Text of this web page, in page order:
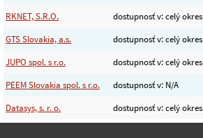
RKNET, S.R.O.
dostupnosť v: celý okres
GTS Slovakia, a.s.
dostupnosť v: celý okres
JUPO spol. s r.o.
dostupnosť v: celý okres
PEEM Slovakia spol. s r.o.
dostupnosť v: N/A
Datasys, s. r. o.
dostupnosť v: celý okres